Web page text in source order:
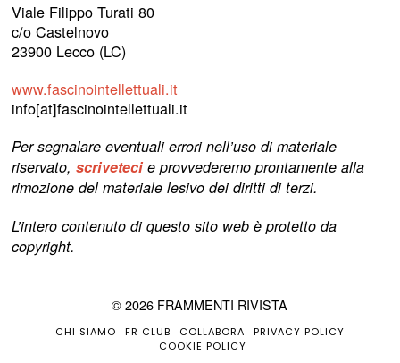
Viale Filippo Turati 80
c/o Castelnovo
23900 Lecco (LC)
www.fascinointellettuali.it
info[at]fascinointellettuali.it
Per segnalare eventuali errori nell’uso di materiale
riservato,scriveteci e provvederemo prontamente alla
rimozione del materiale lesivo dei diritti di terzi.
L’intero contenuto di questo sito web è protetto da
copyright.
©2026 FRAMMENTI RIVISTA
CHI SIAMO FR CLUB COLLABORA
PRIVACY POLICY
COOKIE POLICY